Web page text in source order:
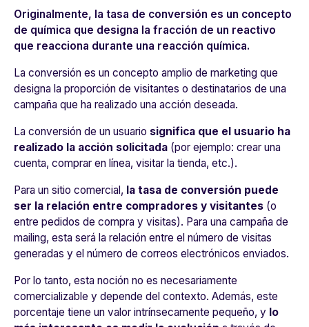
Originalmente, la tasa de conversión es un concepto
de química que designa la fracción de un reactivo
que reacciona durante una reacción química.
La conversión es un concepto amplio de marketing que
designa la proporción de visitantes o destinatarios de una
campaña que ha realizado una acción deseada.
La conversión de un usuario significa que el usuario ha
realizado la acción solicitada (por ejemplo: crear una
cuenta, comprar en línea, visitar la tienda, etc.).
Para un sitio comercial, la tasa de conversión puede
ser la relación entre compradores y visitantes (o
entre pedidos de compra y visitas). Para una campaña de
mailing, esta será la relación entre el número de visitas
generadas y el número de correos electrónicos enviados.
Por lo tanto, esta noción no es necesariamente
comercializable y depende del contexto. Además, este
porcentaje tiene un valor intrínsecamente pequeño, y lo